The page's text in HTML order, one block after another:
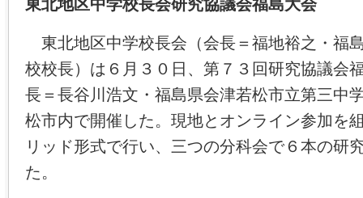
東北地区中学校長会研究協議会福島大会
東北地区中学校長会（会長＝福地裕之・福
校校長）は６月３０日、第７３回研究協議会
長＝長谷川浩文・福島県会津若松市立第三中
松市内で開催した。現地とオンライン参加を
リッド形式で行い、三つの分科会で６本の研
た。